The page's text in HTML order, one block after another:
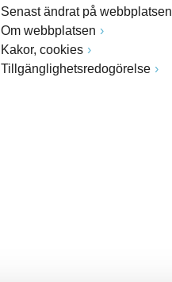
Senast ändrat på webbplatsen
Om webbplatsen
Kakor, cookies
Tillgänglighetsredogörelse